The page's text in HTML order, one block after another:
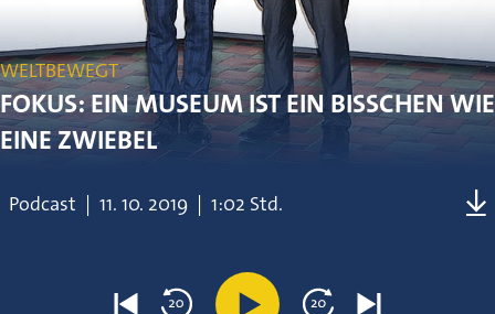
WELTBEWEGT
FOKUS: EIN MUSEUM IST EIN BISSCHEN WIE
EINE ZWIEBEL
Podcast | 11. 10. 2019 | 1:02 Std.